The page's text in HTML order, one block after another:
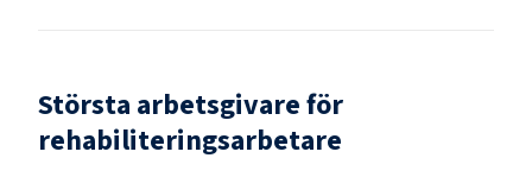
Största arbetsgivare för
rehabiliteringsarbetare